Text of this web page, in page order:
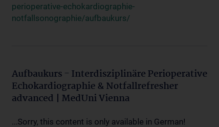
perioperative-echokardiographie-
notfallsonographie/aufbaukurs/
Aufbaukurs - Interdisziplinäre Perioperative
Echokardiographie & Notfallrefresher
advanced | MedUni Vienna
...Sorry, this content is only available in German!